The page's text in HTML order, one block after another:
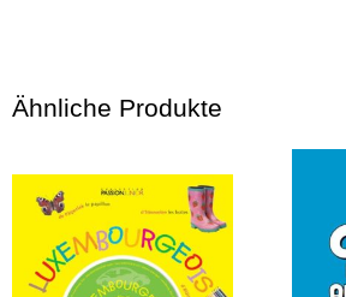
Ähnliche Produkte